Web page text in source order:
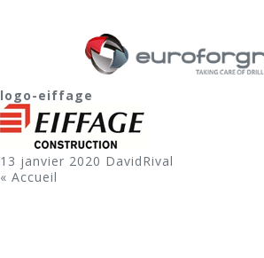
logo-eiffage
13 janvier 2020 DavidRival
« Accueil